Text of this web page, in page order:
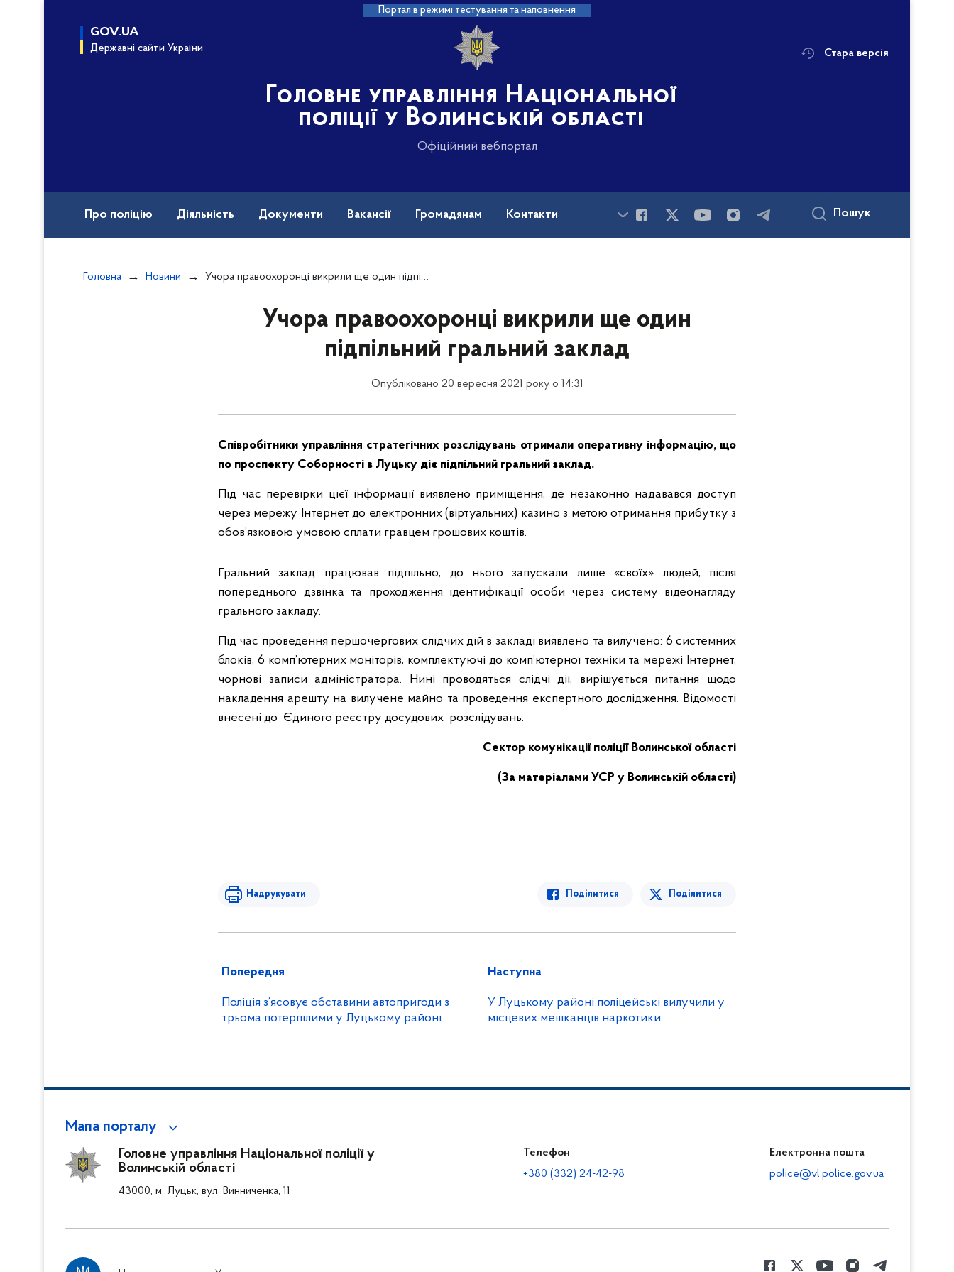
Портал в режимі тестування та наповнення
GOV.UA
Державні сайти України
Головне управління Національної
поліції у Волинській області
Офіційний вебпортал
Стара версія
Про поліцію Діяльність Документи Вакансії Громадянам Контакти Пошук
Головна Новини Учора правоохоронці викрили ще один підпільний гральний заклад
Учора правоохоронці викрили ще один
підпільний гральний заклад
Опубліковано 20 вересня 2021 року о 14:31
Співробітники управління стратегічних розслідувань отримали оперативну інформацію, що
по проспекту Соборності в Луцьку діє підпільний гральний заклад.
Під час перевірки цієї інформації виявлено приміщення, де незаконно надавався доступ
через мережу Інтернет до електронних (віртуальних) казино з метою отримання прибутку з
обов’язковою умовою сплати гравцем грошових коштів.
Гральний заклад працював підпільно, до нього запускали лише «своїх» людей, після
попереднього дзвінка та проходження ідентифікації особи через систему відеонагляду
грального закладу.
Під час проведення першочергових слідчих дій в закладі виявлено та вилучено: 6 системних
блоків, 6 комп’ютерних моніторів, комплектуючі до комп’ютерної техніки та мережі Інтернет,
чорнові записи адміністратора. Нині проводяться слідчі дії, вирішується питання щодо
накладення арешту на вилучене майно та проведення експертного дослідження. Відомості
внесені до Єдиного реєстру досудових розслідувань.
Сектор комунікації поліції Волинської області
(За матеріалами УСР у Волинській області)
Надрукувати Поділитися Поділитися
Попередня
Поліція з’ясовує обставини автопригоди з
трьома потерпілими у Луцькому районі
Наступна
У Луцькому районі поліцейські вилучили у
місцевих мешканців наркотики
Мапа порталу
Головне управління Національної поліції у
Волинській області
43000, м. Луцьк, вул. Винниченка, 11
Телефон
+380 (332) 24-42-98
Електронна пошта
police@vl.police.gov.ua